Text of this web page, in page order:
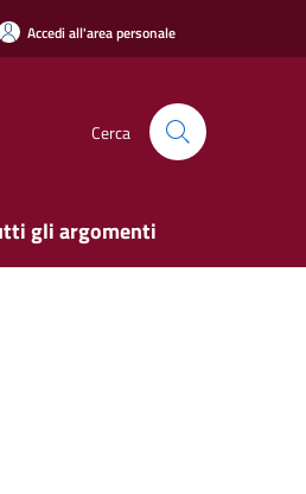
Accedi all'area personale
Cerca
gli argomenti